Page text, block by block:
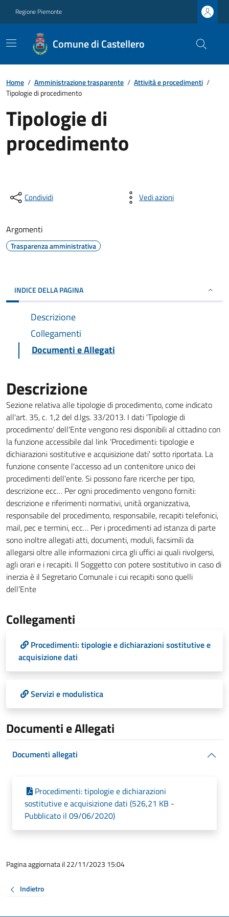
Regione Piemonte
Comune di Castellero
Home / Amministrazione trasparente / Attività e procedimenti /
Tipologie di procedimento
Tipologie di
procedimento
Condividi Vedi azioni
Argomenti
Trasparenza amministrativa
INDICE DELLA PAGINA
Descrizione
Collegamenti
Documenti e Allegati
Descrizione
Sezione relativa alle tipologie di procedimento, come indicato
all'art. 35, c. 1,2 del d.lgs. 33/2013. I dati 'Tipologie di
procedimento' dell'Ente vengono resi disponibili al cittadino con
la funzione accessibile dal link 'Procedimenti: tipologie e
dichiarazioni sostitutive e acquisizione dati' sotto riportata. La
funzione consente l'accesso ad un contenitore unico dei
procedimenti dell'ente. Si possono fare ricerche per tipo,
descrizione ecc… Per ogni procedimento vengono forniti:
descrizione e riferimenti normativi, unità organizzativa,
responsabile del procedimento, responsabile, recapiti telefonici,
mail, pec e termini, ecc… Per i procedimenti ad istanza di parte
sono inoltre allegati atti, documenti, moduli, facsimili da
allegarsi oltre alle informazioni circa gli uffici ai quali rivolgersi,
agli orari e i recapiti. Il Soggetto con potere sostitutivo in caso di
inerzia è il Segretario Comunale i cui recapiti sono quelli
dell’Ente
Collegamenti
Procedimenti: tipologie e dichiarazioni sostitutive e
acquisizione dati
Servizi e modulistica
Documenti e Allegati
Documenti allegati
Procedimenti: tipologie e dichiarazioni
sostitutive e acquisizione dati (526,21 KB -
Pubblicato il 09/06/2020)
Pagina aggiornata il 22/11/2023 15:04
Indietro